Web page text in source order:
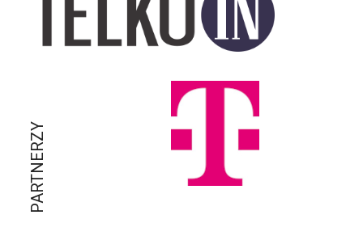
PARTNERZY